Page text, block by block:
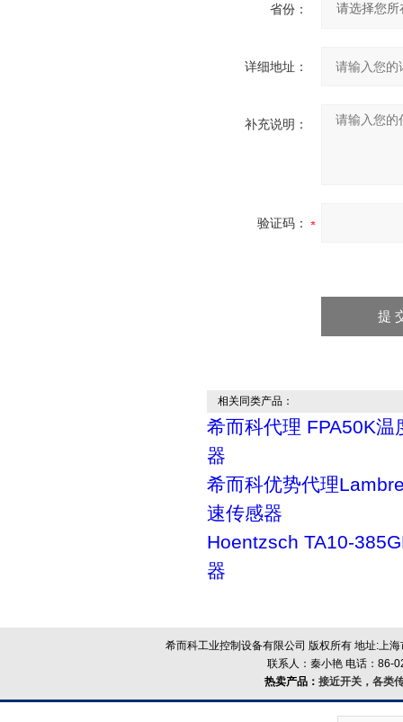
省份：
详细地址：
补充说明：
验证码：
相关同类产品：
希而科代理 FPA50K温
器
希而科优势代理
速传感器
Hoentzsch TA10-
器
希而科工业控制设备有限公司 版权所有 地址:上
联系人：秦小艳 电话：86-
热卖产品： 接近开关，各类